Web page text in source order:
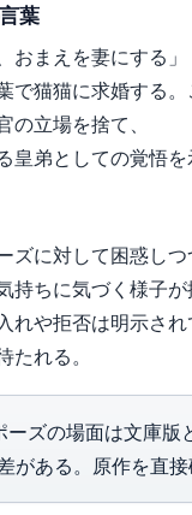
葉
おまえを妻にする」
で猫猫に求婚する。
の立場を捨て、
皇弟としての覚悟
ズに対して困惑しつ
持ちに気づく様子が
れや拒否は明示され
たれる。
ーズの場面は文庫版
がある。原作を直